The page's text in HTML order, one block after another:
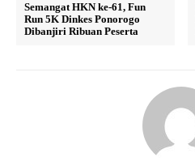
Semangat HKN ke-61, Fun
Run 5K Dinkes Ponorogo
Dibanjiri Ribuan Peserta